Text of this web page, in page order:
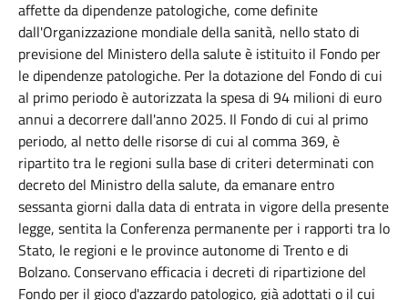
affette da dipendenze patologiche, come definite
dall'Organizzazione mondiale della sanità, nello stato di
previsione del Ministero della salute è istituito il Fondo per
le dipendenze patologiche. Per la dotazione del Fondo di cui
al primo periodo è autorizzata la spesa di 94 milioni di euro
annui a decorrere dall'anno 2025. Il Fondo di cui al primo
periodo, al netto delle risorse di cui al comma 369, è
ripartito tra le regioni sulla base di criteri determinati con
decreto del Ministro della salute, da emanare entro
sessanta giorni dalla data di entrata in vigore della presente
legge, sentita la Conferenza permanente per i rapporti tra lo
Stato, le regioni e le province autonome di Trento e di
Bolzano. Conservano efficacia i decreti di ripartizione del
Fondo per il gioco d'azzardo patologico, già adottati o il cui